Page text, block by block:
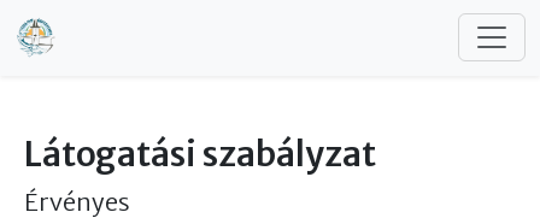
Ugrás a tartalomra
Látogatási szabályzat
Érvényes